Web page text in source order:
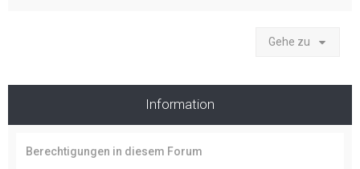
Gehe zu
Information
Berechtigungen in diesem Forum